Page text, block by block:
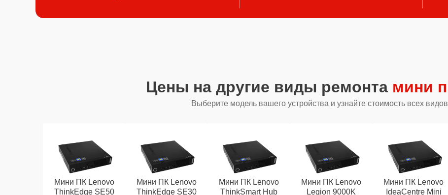
Цены на другие виды ремонта мини
Выберите модель вашего устройства и узнайте стоимость всех
Мини ПК Lenovo
ThinkEdge SE50
Мини ПК Lenovo
ThinkEdge SE30
Мини ПК Lenovo
ThinkSmart Hub
Мини ПК Lenovo
Legion 9000K
Мини ПК Lenovo
IdeaCentre Mini